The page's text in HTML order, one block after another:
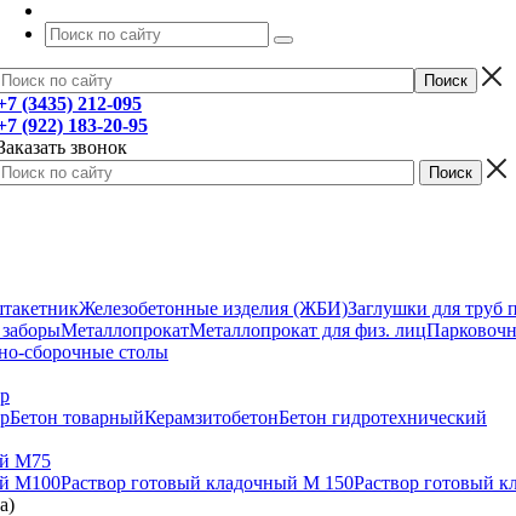
(3435) 212-095
(922) 183-20-95
звонок
Железобетонные изделия (ЖБИ)Заглушки для труб
МеталлопрокатМеталлопрокат для физ. лиц
сборочные столы
Бетон товарныйКерамзитобетонБетон гидротехнический
М75
М100Раствор готовый кладочный М 150Раствор готовый